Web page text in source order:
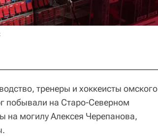
тренеры и хоккеисты омского
побывали на Старо-Северном
на могилу Алексея Черепанова,